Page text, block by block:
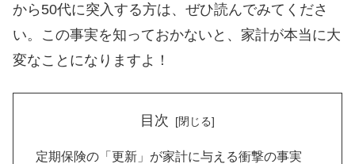
から50代に突入する方は、ぜひ読んでみてくださ
い。この事実を知っておかないと、家計が本当に大
変なことになりますよ！
目次
定期保険の「更新」が家計に与える衝撃の事実